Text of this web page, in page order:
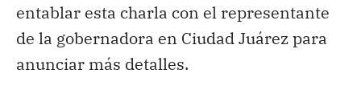
entablar esta charla con el representante
de la gobernadora en Ciudad Juárez para
anunciar más detalles.